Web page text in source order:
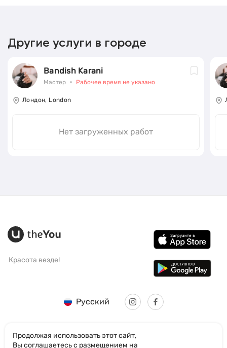
Другие услуги в городе
Bandish Karani
Мастер Рабочее время не указано
Лондон, London
Нет загруженных работ
Красота везде!
Русский
Продолжая использовать этот сайт,
Вы соглашаетесь с размещением на